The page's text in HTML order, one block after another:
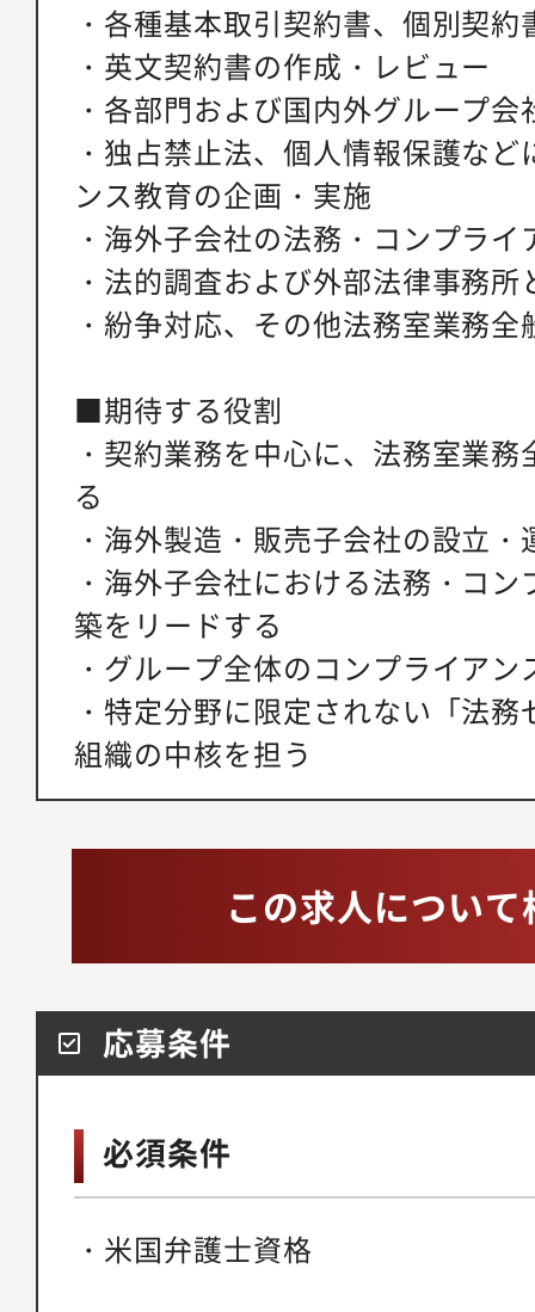
・各種基本取引契約書、個別契
・英文契約書の作成・レビュー
・各部門および国内外グループ
・独占禁止法、個人情報保護な
ンス教育の企画・実施
・海外子会社の法務・コンプラ
・法的調査および外部法律事務所
・紛争対応、その他法務室業務全
■期待する役割
・契約業務を中心に、法務室業
る
・海外製造・販売子会社の設立
・海外子会社における法務・コ
築をリードする
・グループ全体のコンプライア
・特定分野に限定されない「法
組織の中核を担う
この求人につい
応募条件
必須条件
・米国弁護士資格